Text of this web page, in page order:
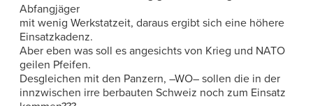
Abfangjäger
mit wenig Werkstatzeit, daraus ergibt sich eine höhere
Einsatzkadenz.
Aber eben was soll es angesichts von Krieg und NATO
geilen Pfeifen.
Desgleichen mit den Panzern, –WO– sollen die in der
innzwischen irre berbauten Schweiz noch zum Einsatz